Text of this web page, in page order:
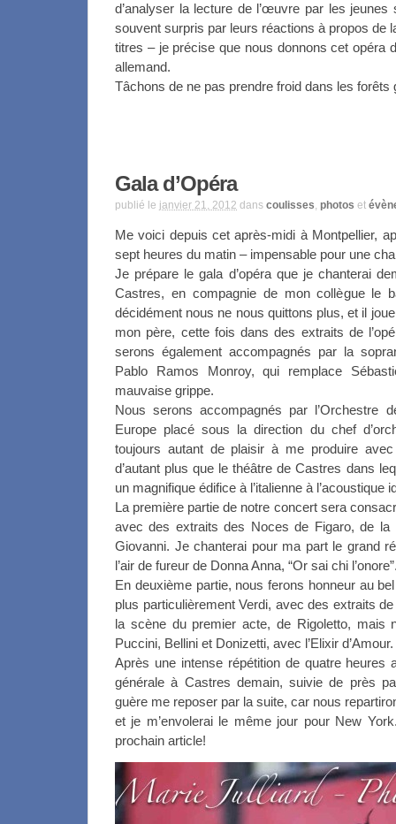
d’analyser la lecture de l’œuvre par les
souvent surpris par leurs réactions à propos de
titres – je précise que nous donnons cet opéra
allemand.
Tâchons de ne pas prendre froid dans les forêts
Gala d’Opéra
publié le janvier 21, 2012 dans coulisses, photos et
Me voici depuis cet après-midi à Montpellier,
sept heures du matin – impensable pour une
Je prépare le gala d’opéra que je chanterai
Castres, en compagnie de mon collègue le
décidément nous ne nous quittons plus, et il
mon père, cette fois dans des extraits de
serons également accompagnés par la
Pablo Ramos Monroy, qui remplace
mauvaise grippe.
Nous serons accompagnés par l’Orchestre
Europe placé sous la direction du chef
toujours autant de plaisir à me produire
d’autant plus que le théâtre de Castres dans
un magnifique édifice à l’italienne à l’acoustique
La première partie de notre concert sera
avec des extraits des Noces de Figaro, de la
Giovanni. Je chanterai pour ma part le grand
l’air de fureur de Donna Anna, “Or sai chi
En deuxième partie, nous ferons honneur au
plus particulièrement Verdi, avec des extraits
la scène du premier acte, de Rigoletto, mais
Puccini, Bellini et Donizetti, avec l’Elixir d’Amour.
Après une intense répétition de quatre heures
générale à Castres demain, suivie de près
guère me reposer par la suite, car nous
et je m’envolerai le même jour pour New
prochain article!